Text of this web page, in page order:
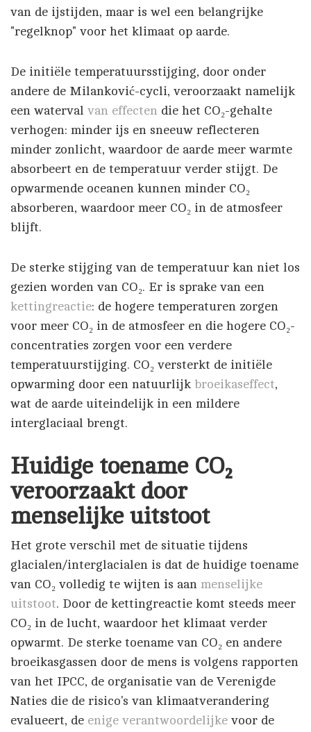
van de ijstijden, maar is wel een belangrijke
"regelknop" voor het klimaat op aarde.
De initiële temperatuursstijging, door onder
andere de Milanković-cycli, veroorzaakt namelijk
een waterval van effecten die het CO₂-gehalte
verhogen: minder ijs en sneeuw reflecteren
minder zonlicht, waardoor de aarde meer warmte
absorbeert en de temperatuur verder stijgt. De
opwarmende oceanen kunnen minder CO₂
absorberen, waardoor meer CO₂ in de atmosfeer
blijft.
De sterke stijging van de temperatuur kan niet los
gezien worden van CO₂. Er is sprake van een
kettingreactie: de hogere temperaturen zorgen
voor meer CO₂ in de atmosfeer en die hogere CO₂-
concentraties zorgen voor een verdere
temperatuurstijging. CO₂ versterkt de initiële
opwarming door een natuurlijk broeikaseffect,
wat de aarde uiteindelijk in een mildere
interglaciaal brengt.
Huidige toename CO₂
veroorzaakt door
menselijke uitstoot
Het grote verschil met de situatie tijdens
glacialen/interglacialen is dat de huidige toename
van CO₂ volledig te wijten is aan menselijke
uitstoot. Door de kettingreactie komt steeds meer
CO₂ in de lucht, waardoor het klimaat verder
opwarmt. De sterke toename van CO₂ en andere
broeikasgassen door de mens is volgens rapporten
van het IPCC, de organisatie van de Verenigde
Naties die de risico's van klimaatverandering
evalueert, de enige verantwoordelijke voor de